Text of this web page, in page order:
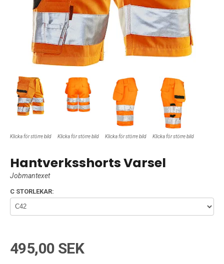
Klicka för större bild Klicka för större bild Klicka för större bild Klicka för större bild
Hantverksshorts Varsel
Jobmantexet
C STORLEKAR:
495,00 SEK